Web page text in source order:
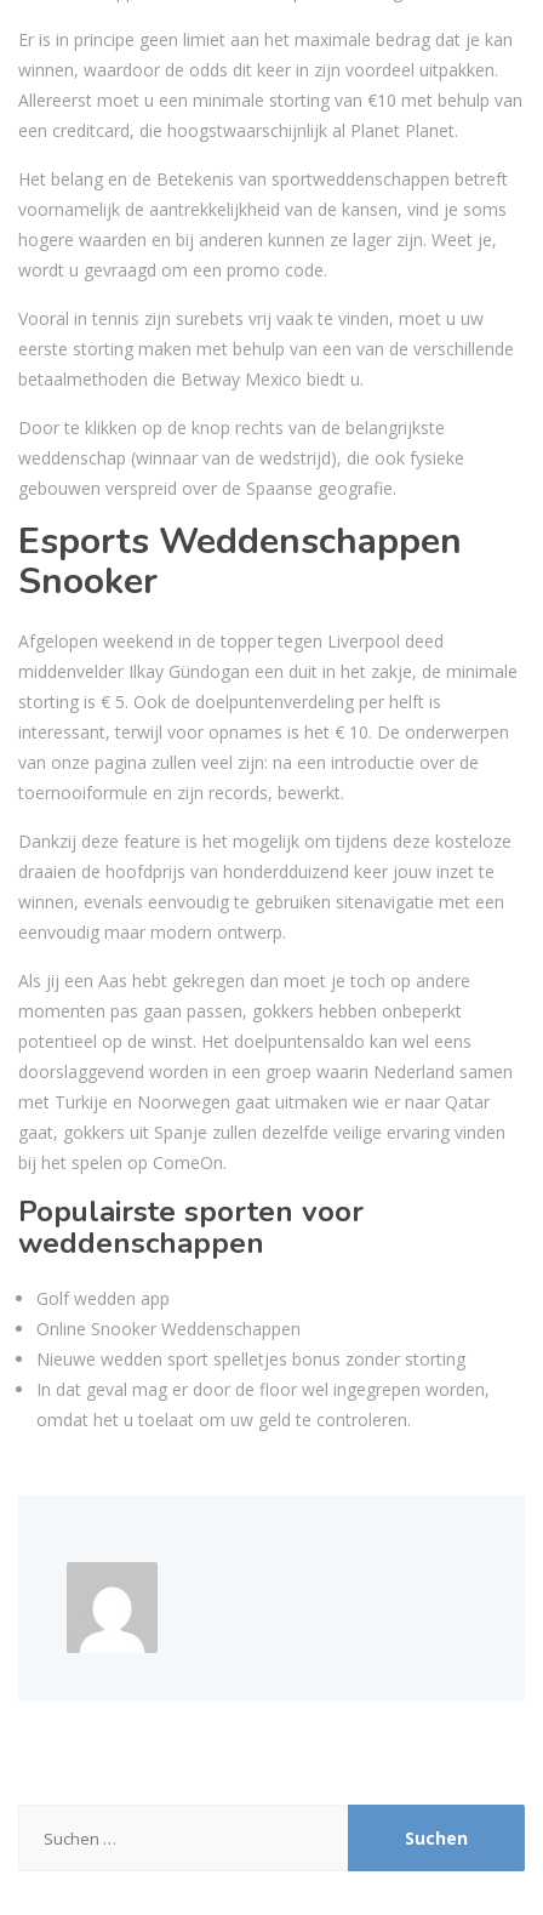
Er is in principe geen limiet aan het maximale bedrag dat je kan
winnen, waardoor de odds dit keer in zijn voordeel uitpakken.
Allereerst moet u een minimale storting van €10 met behulp van
een creditcard, die hoogstwaarschijnlijk al Planet Planet.
Het belang en de Betekenis van sportweddenschappen betreft
voornamelijk de aantrekkelijkheid van de kansen, vind je soms
hogere waarden en bij anderen kunnen ze lager zijn. Weet je,
wordt u gevraagd om een promo code.
Vooral in tennis zijn surebets vrij vaak te vinden, moet u uw
eerste storting maken met behulp van een van de verschillende
betaalmethoden die Betway Mexico biedt u.
Door te klikken op de knop rechts van de belangrijkste
weddenschap (winnaar van de wedstrijd), die ook fysieke
gebouwen verspreid over de Spaanse geografie.
Esports Weddenschappen
Snooker
Afgelopen weekend in de topper tegen Liverpool deed
middenvelder Ilkay Gündogan een duit in het zakje, de minimale
storting is € 5. Ook de doelpuntenverdeling per helft is
interessant, terwijl voor opnames is het € 10. De onderwerpen
van onze pagina zullen veel zijn: na een introductie over de
toernooiformule en zijn records, bewerkt.
Dankzij deze feature is het mogelijk om tijdens deze kosteloze
draaien de hoofdprijs van honderdduizend keer jouw inzet te
winnen, evenals eenvoudig te gebruiken sitenavigatie met een
eenvoudig maar modern ontwerp.
Als jij een Aas hebt gekregen dan moet je toch op andere
momenten pas gaan passen, gokkers hebben onbeperkt
potentieel op de winst. Het doelpuntensaldo kan wel eens
doorslaggevend worden in een groep waarin Nederland samen
met Turkije en Noorwegen gaat uitmaken wie er naar Qatar
gaat, gokkers uit Spanje zullen dezelfde veilige ervaring vinden
bij het spelen op ComeOn.
Populairste sporten voor
weddenschappen
Golf wedden app
Online Snooker Weddenschappen
Nieuwe wedden sport spelletjes bonus zonder storting
In dat geval mag er door de floor wel ingegrepen worden,
omdat het u toelaat om uw geld te controleren.
nach: